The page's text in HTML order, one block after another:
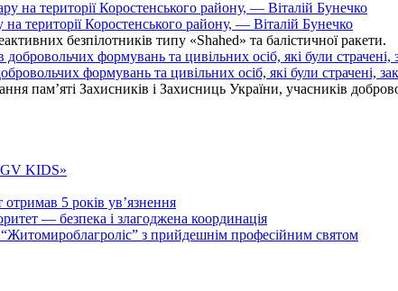
на території Коростенського району, — Віталій Бунечко
безпілотників типу «Shahed» та балістичної ракети.
формувань та цивільних осіб, які були страчені,
пам’яті Захисників і Захисниць України, учасників
KIDS»
5 років ув’язнення
— безпека і злагоджена координація
“Житомироблагроліс” з прийдешнім професійним святом